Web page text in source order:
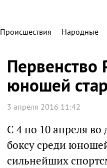
Происшествия Народные
Первенство
юношей
3 апреля 2016 11:42
С 4 по 10 апреля во
боксу среди
сильнейших